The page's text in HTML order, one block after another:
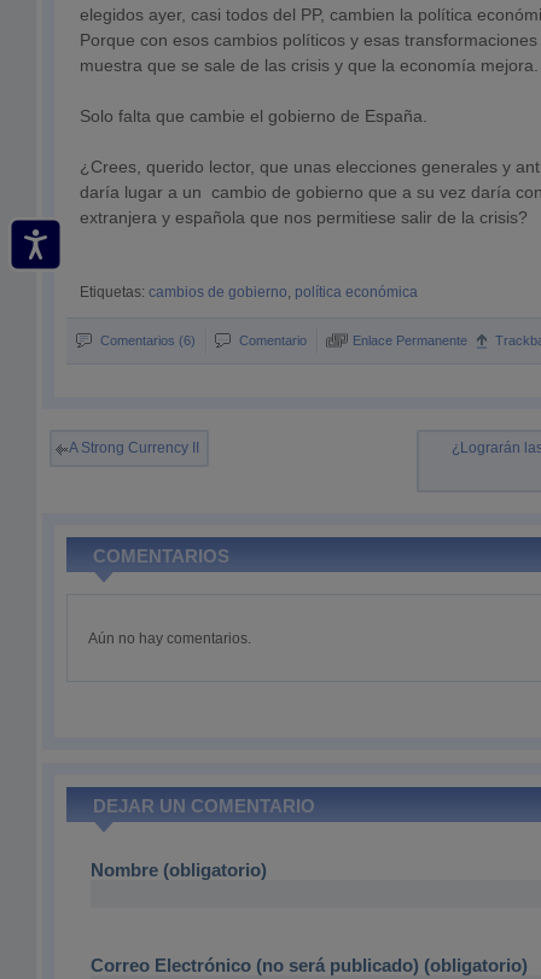
elegidos ayer, casi todos del PP, cambien la política
Porque con esos cambios políticos y esas
muestra que se sale de las crisis y que la economía mejora.
Solo falta que cambie el gobierno de España.
¿Crees, querido lector, que unas elecciones generales y
daría lugar a un cambio de gobierno que a su vez daría
extranjera y española que nos permitiese salir de la crisis?
Etiquetas: cambios de gobierno, política económica
Comentarios (6) Comentario Enlace Permanente
A Strong Currency II ¿Lograrán
COMENTARIOS
Aún no hay comentarios.
DEJAR UN COMENTARIO
Nombre (obligatorio)
Correo Electrónico (no será publicado) (obligatorio)